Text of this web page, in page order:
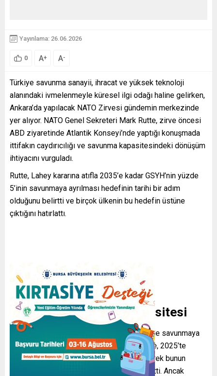
Yayınlama: 26.06.2026
0 A+ A-
Türkiye savunma sanayii, ihracat ve yüksek teknoloji
alanındaki ivmelenmeyle küresel ilgi odağı haline gelirken,
Ankara’da yapılacak NATO Zirvesi gündemin merkezinde
yer alıyor. NATO Genel Sekreteri Mark Rutte, zirve öncesi
ABD ziyaretinde Atlantik Konseyi’nde yaptığı konuşmada
ittifakın caydırıcılığı ve savunma kapasitesindeki dönüşüm
ihtiyacını vurguladı.
Rutte, Lahey kararına atıfla 2035’e kadar GSYH’nin yüzde
5’inin savunmaya ayrılması hedefinin tarihi bir adım
olduğunu belirtti ve birçok ülkenin bu hedefin üstüne
çıktığını hatırlattı.
Yatırımlar ve Üretim Kapasitesi
Avrupa ve Kanada’nın 2016-2026 döneminde savunmaya
ek 1,2 trilyon dolar ayırdığını söyleyen Rutte, 2025’te
yatırımların yaklaşık %20 artırıldığını belirterek bunun
“dönüştürücü bir gelişme” olduğunu ifade etti. Ancak